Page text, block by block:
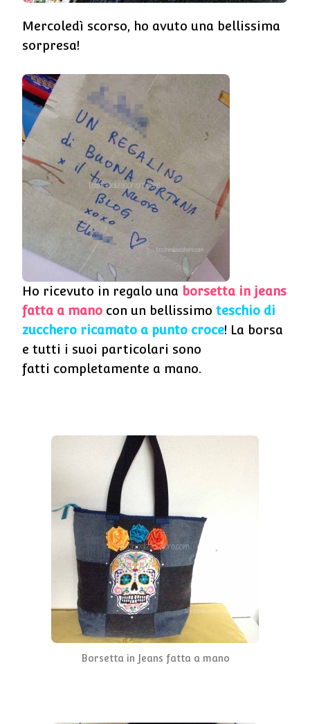
Mercoledì scorso, ho avuto una bellissima
sorpresa!
Ho ricevuto in regalo una borsetta in jeans
fatta a mano con un bellissimo teschio di
zucchero ricamato a punto croce! La borsa
e tutti i suoi particolari sono
fatti completamente a mano.
Borsetta in Jeans fatta a mano